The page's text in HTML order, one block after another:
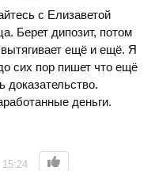
с Елизаветой
Берет дипозит, потом
ещё и ещё. Я
сих пор пишет что ещё
доказательство.
деньги.